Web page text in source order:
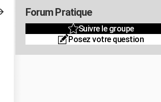
Forum Pratique
Suivre le groupe
Posez votre question